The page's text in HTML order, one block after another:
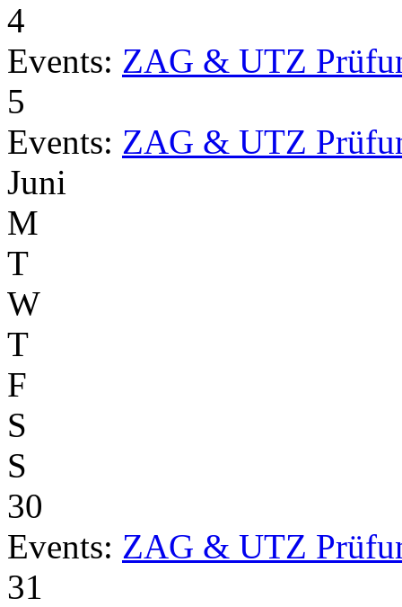
4
Events: ZAG & UTZ
5
Events: ZAG & UTZ
Juni
M
T
W
T
F
S
S
30
Events: ZAG & UTZ
31